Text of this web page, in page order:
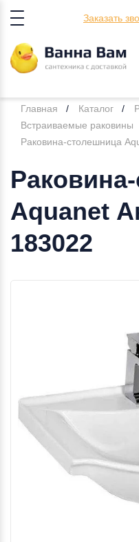
Заказать
Главная Каталог
Встраиваемые раковины
Раковина-столешница
Aquanet
183022